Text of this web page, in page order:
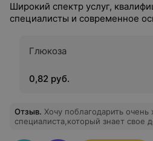
Широкий спектр услуг,
специалисты и современное
Глюкоза
0,82 руб.
Отзыв. Хочу поблагодарить очень
специалиста,который знает свое